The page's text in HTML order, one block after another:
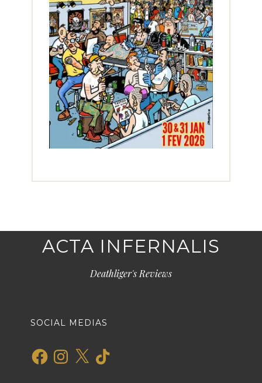
ACTA INFERNALIS
Deathliger's Reviews
SOCIAL MEDIAS
FacebookInstagram
X TikTok